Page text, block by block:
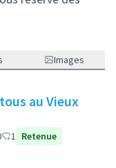
Images
au Vieux
1 Retenue